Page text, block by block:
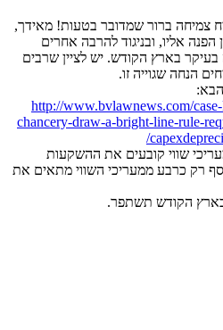
צמיחה ברור שמדובר בטעות! מאידך,
הפנה אליו, ובניגוד להרבה אחרים
בעיקר בארץ הקודש. יש לציין שרבים
הנחה שגוייה זו.
http://www.bvlawnews.com/
chancery-draw-a-bright-line-rule-
שווי קובעים את ההשקעות
רק כרבע ממעריכי השווי מתאים את
הקודש תשתפר.